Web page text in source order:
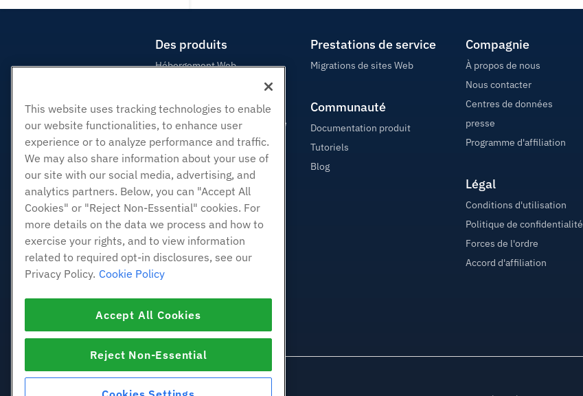
Des produits
Hébergement Web
Hébergement professionnel
Revendeur Hébergeur
Revendeur en marque blanche
Géré Linux VPS
Linux non gérés VPS
Windows gérés VPS
Windows non géré VPS
Équilibreurs de charge
Stockage de blocs
Stockage d'objets
SSL Certificats
Hébergement d'applications
Prestations de service
Migrations de sites Web
Communauté
Documentation produit
Tutoriels
Blog
Compagnie
À propos de nous
Nous contacter
Centres de données
presse
Programme d'affiliation
Légal
Conditions d'utilisation
Politique de confidentialité
Forces de l'ordre
Accord d'affiliation
This website uses tracking technologies to enable
our website functionalities, to enhance user
experience or to analyze performance and traffic.
We may also share information about your use of
our site with our social media, advertising, and
analytics partners. Below, you can "Accept All
Cookies" or "Reject Non-Essential" cookies. For
more details on the data we process and how to
exercise your rights, and to view information
related to required opt-in disclosures, see our
Privacy Policy. Cookie Policy
Accept All Cookies
Reject Non-Essential